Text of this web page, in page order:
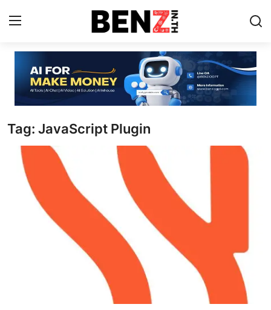
Home
Contact
AI Tools
ChatGPT Prompts
ข่าว AI รอบโลก
ThaiGPT Builder
คอร์สเรียน ChatGPT
Tag: JavaScript Plugin